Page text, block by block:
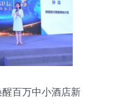
百万中小酒店新